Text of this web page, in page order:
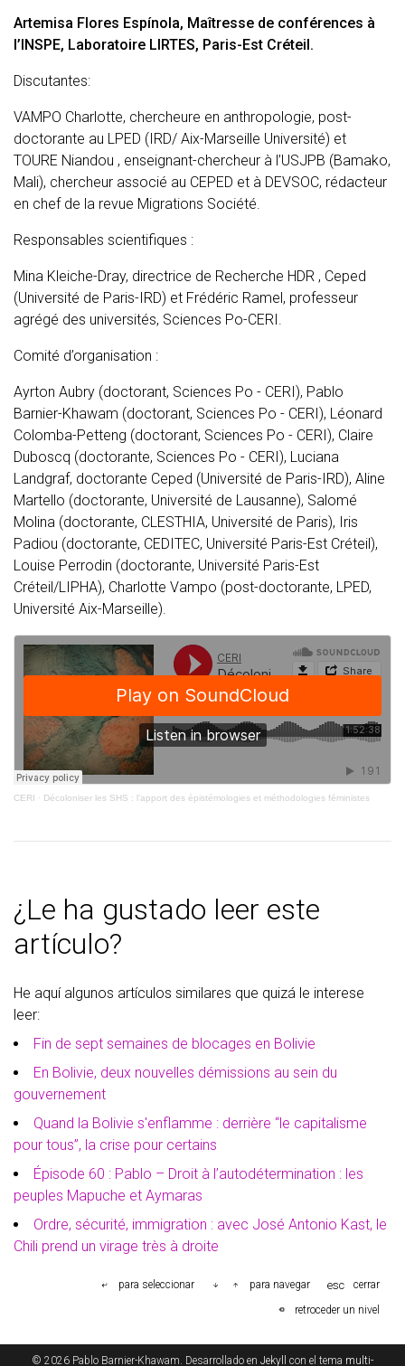
Artemisa Flores Espínola, Maîtresse de conférences à
l’INSPE, Laboratoire LIRTES, Paris-Est Créteil.
Discutantes:
VAMPO Charlotte, chercheure en anthropologie, post-
doctorante au LPED (IRD/ Aix-Marseille Université) et
TOURE Niandou , enseignant-chercheur à l’USJPB (Bamako,
Mali), chercheur associé au CEPED et à DEVSOC, rédacteur
en chef de la revue Migrations Société.
Responsables scientifiques :
Mina Kleiche-Dray, directrice de Recherche HDR , Ceped
(Université de Paris-IRD) et Frédéric Ramel, professeur
agrégé des universités, Sciences Po-CERI.
Comité d’organisation :
Ayrton Aubry (doctorant, Sciences Po - CERI), Pablo
Barnier-Khawam (doctorant, Sciences Po - CERI), Léonard
Colomba-Petteng (doctorant, Sciences Po - CERI), Claire
Duboscq (doctorante, Sciences Po - CERI), Luciana
Landgraf, doctorante Ceped (Université de Paris-IRD), Aline
Martello (doctorante, Université de Lausanne), Salomé
Molina (doctorante, CLESTHIA, Université de Paris), Iris
Padiou (doctorante, CEDITEC, Université Paris-Est Créteil),
Louise Perrodin (doctorante, Université Paris-Est
Créteil/LIPHA), Charlotte Vampo (post-doctorante, LPED,
Université Aix-Marseille).
CERI · Décoloniser les SHS : l’apport des épistémologies et méthodologies féministes
¿Le ha gustado leer este
artículo?
He aquí algunos artículos similares que quizá le interese
leer:
Fin de sept semaines de blocages en Bolivie
En Bolivie, deux nouvelles démissions au sein du
gouvernement
Quand la Bolivie s'enflamme : derrière “le capitalisme
pour tous”, la crise pour certains
Épisode 60 : Pablo – Droit à l’autodétermination : les
peuples Mapuche et Aymaras
Ordre, sécurité, immigration : avec José Antonio Kast, le
Chili prend un virage très à droite
© 2026 Pablo Barnier-Khawam. Desarrollado en Jekyll con el tema multi-
para seleccionar para navegar esc
cerrar
retroceder un nivel